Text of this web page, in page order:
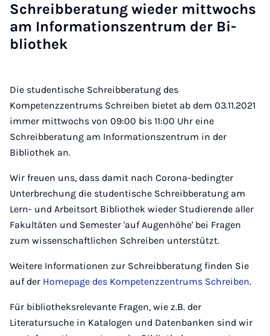
Schreib­be­ra­tung wie­der mitt­wochs
am In­for­ma­ti­ons­zen­trum der Bi­
blio­thek
Die studentische Schreibberatung des
Kompetenzzentrums Schreiben bietet ab dem 03.11.2021
immer mittwochs von 09:00 bis 11:00 Uhr eine
Schreibberatung am Informationszentrum in der
Bibliothek an.
Wir freuen uns, dass damit nach Corona-bedingter
Unterbrechung die studentische Schreibberatung am
Lern- und Arbeitsort Bibliothek wieder Studierende aller
Fakultäten und Semester 'auf Augenhöhe' bei Fragen
zum wissenschaftlichen Schreiben unterstützt.
Weitere Informationen zur Schreibberatung finden Sie
auf der Homepage des Kompetenzzentrums Schreiben.
Für bibliotheksrelevante Fragen, wie z.B. der
Literatursuche in Katalogen und Datenbanken sind wir